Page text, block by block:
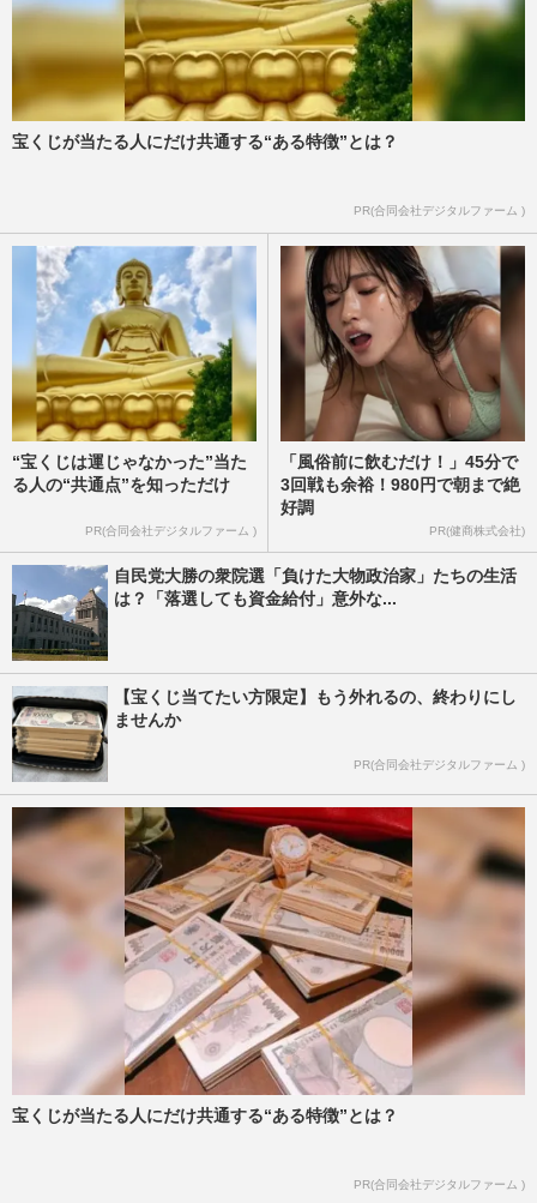
宝くじが当たる人にだけ共通する“ある特徴”とは？
PR(合同会社デジタルファーム )
“宝くじは運じゃなかった”当た
る人の“共通点”を知っただけ
PR(合同会社デジタルファーム )
「風俗前に飲むだけ！」45分で
3回戦も余裕！980円で朝まで絶
好調
PR(健商株式会社)
自民党大勝の衆院選「負けた大物政治家」たちの生活
は？「落選しても資金給付」意外な...
【宝くじ当てたい方限定】もう外れるの、終わりにし
ませんか
PR(合同会社デジタルファーム )
宝くじが当たる人にだけ共通する“ある特徴”とは？
PR(合同会社デジタルファーム )